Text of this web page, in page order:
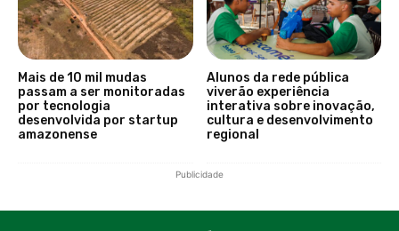
Mais de 10 mil mudas
passam a ser monitoradas
por tecnologia
desenvolvida por startup
amazonense
Alunos da rede pública
viverão experiência
interativa sobre inovação,
cultura e desenvolvimento
regional
Publicidade